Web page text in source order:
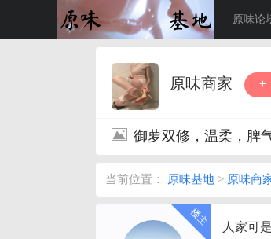
原味论
原味商家
御萝双修，温柔，脾
当前位置： 原味基地 > 原味商
人家可